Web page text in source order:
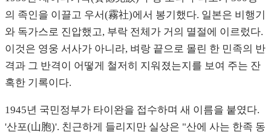
의 족인을 이끌고 우서(霧社)에서 봉기했다. 일본은 비행기
와 독가스로 진압했고, 부락 전체가 거의 멸절에 이르렀다.
이것은 영웅 서사가 아니라, 벼랑 끝으로 몰린 한 민족의 반
격과 그 반격이 어떻게 철저히 지워졌는지를 보여 주는 잔
혹한 기록이다.
1945년 국민정부가 타이완을 접수하며 새 이름을 붙였다.
'산포(山胞)'. 친근하게 들리지만 실상은 "산에 사는 한족 동